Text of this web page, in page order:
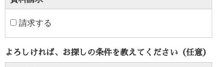
請求する
よろしければ、お探しの条件を教えてください（任意）